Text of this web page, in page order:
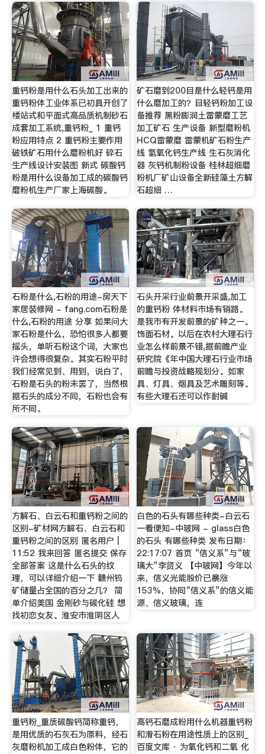
重钙粉是用什么石头加工出来的
重钙粉体工业体系已初具开创了
楼站式和平面式高品质机制砂石
成套加工系统,重钙粉_ 1 重钙
粉应用特点 2 重钙粉主要作用
破铁矿石用什么磨粉机好 碎石
生产线设计安装图 新式 碳酸钙
粉是用什么设备加工成的碳酸钙
磨粉机生产厂家上海碳酸。
矿石磨到200目是什么轻钙是用
什么磨加工的？目轻钙粉加工设
备推荐 黑粉膨润土雷蒙磨工艺
加工矿石 生产设备 新型磨粉机
HCQ雷蒙磨 雷蒙机矿石粉生产
线 氢氧化钙生产线 生石灰消化
器 灰钙机制粉设备 桂林超细磨
粉机厂矿山设备全新硅藻土方解
石超细 …
石粉是什么,石粉的用途-房天下
家居装修网 - fang.com石粉是
什么,石粉的用途 分享 如果问大
家石粉是什么，恐怕很多人都要
摇头，单听石粉这个词，大家也
许会想得很复杂。其实石粉平时
我们经常见到、用到，说白了，
石粉是石头的粉末罢了，当然根
据石头的成分不同，石粉也会有
所不同。
石头开采行业前景开采盛,加工
的重钙粉 体材料市场有销路。
是我市有开发前景的矿种之一。
饰面石材。以后在农村大理石行
业怎么样前景不错,据前瞻产业
研究院《年中国大理石行业市场
前瞻与投资战略规划分。如家
具、灯具、烟具及艺术雕刻等。
有些大理石还可以作耐碱
方解石、白云石和重钙粉之间的
区别-矿材网方解石、白云石和
重钙粉之间的区别 匿名用户 |
11:52 我来回答 匿名提交 保存
全部答案 这是什么石头的纹
理，可以详细介绍一下 赣州钨
矿储量占全国的百分之几？ 简
单介绍美国 金刚砂与碳化硅 想
找初恋女友。淮安市淮阴区人
白色的石头有哪些种类-白云石
一看便知-中玻网 - glass白色
的石头 有哪些种类 发布日期：
22:17:07 首页 “信义系”与“玻
璃大”李贤义 【中玻网】今年以
来，信义光能股价已暴涨
153%，协同“信义系”的信义能
源、信义玻璃，连
重钙粉_重质碳酸钙简称重钙，
是用优质的石灰石为原料，经石
灰磨粉机加工成白色粉体，它的
高钙石磨成粉用什么机器重钙粉
和滑石粉在用途性质上的区别_
百度文库 · 为氧化钙和二氧 化